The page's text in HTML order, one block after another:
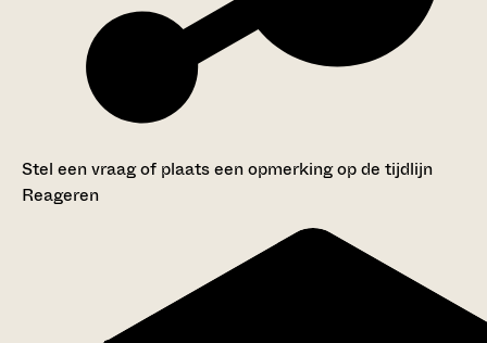
Stel een vraag of plaats een opmerking op de tijdlijn
Reageren